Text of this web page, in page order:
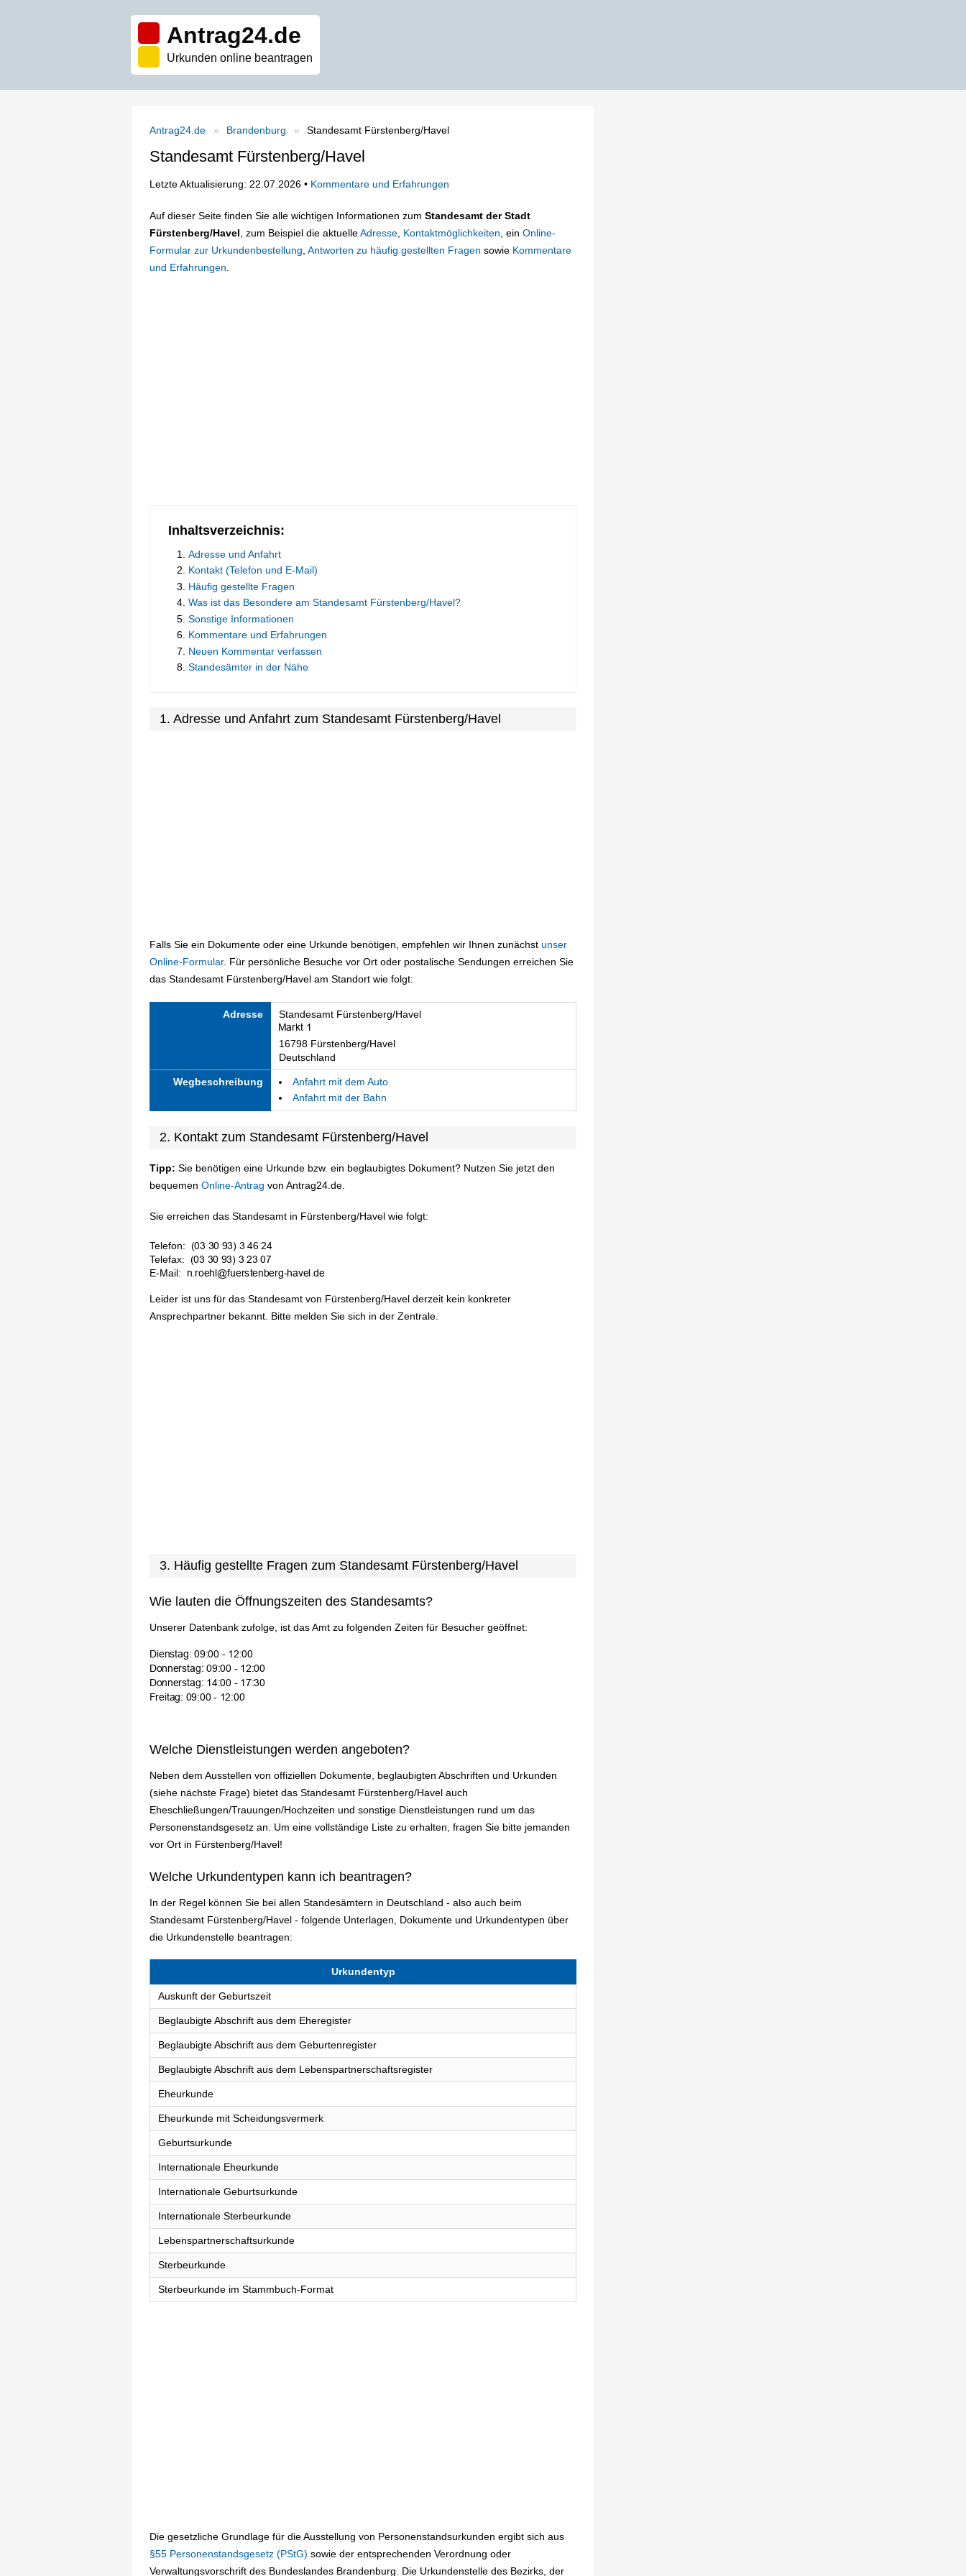
Antrag24.de
Urkunden online beantragen
Antrag24.de Brandenburg Standesamt Fürstenberg/Havel
Standesamt Fürstenberg/Havel
Letzte Aktualisierung: 22.07.2026 • Kommentare und Erfahrungen
Auf dieser Seite finden Sie alle wichtigen Informationen zum Standesamt der Stadt
Fürstenberg/Havel , zum Beispiel die aktuelleAdresse Kontaktmöglichkeiten , ein Online-
Formular zur Urkundenbestellung Antworten zu häufig gestellten Fragen sowie Kommentare
und Erfahrungen
Inhaltsverzeichnis:
Adresse und Anfahrt
Kontakt (Telefon und E-Mail)
Häufig gestellte Fragen
Was ist das Besondere am Standesamt Fürstenberg/Havel?
Sonstige Informationen
Kommentare und Erfahrungen
Neuen Kommentar verfassen
Standesämter in der Nähe
1. Adresse und Anfahrt zum Standesamt Fürstenberg/Havel
Falls Sie ein Dokumente oder eine Urkunde benötigen, empfehlen wir Ihnen zunächst unser
Online-Formular. Für persönliche Besuche vor Ort oder postalische Sendungen erreichen Sie
das Standesamt Fürstenberg/Havel am Standort wie folgt:
Adresse Standesamt Fürstenberg/Havel
16798 Fürstenberg/Havel
Deutschland
Wegbeschreibung
Anfahrt mit dem Auto
Anfahrt mit der Bahn
2. Kontakt zum Standesamt Fürstenberg/Havel
Tipp: Sie benötigen eine Urkunde bzw. ein beglaubigtes Dokument? Nutzen Sie jetzt den
bequemen Online-Antrag von Antrag24.de.
Sie erreichen das Standesamt in Fürstenberg/Havel wie folgt:
Telefon:
Telefax:
E-Mail:
Leider ist uns für das Standesamt von Fürstenberg/Havel derzeit kein konkreter
Ansprechpartner bekannt. Bitte melden Sie sich in der Zentrale.
3. Häufig gestellte Fragen zum Standesamt Fürstenberg/Havel
Wie lauten die Öffnungszeiten des Standesamts?
Unserer Datenbank zufolge, ist das Amt zu folgenden Zeiten für Besucher geöffnet:
Welche Dienstleistungen werden angeboten?
Neben dem Ausstellen von offiziellen Dokumente, beglaubigten Abschriften und Urkunden
(siehe nächste Frage) bietet das Standesamt Fürstenberg/Havel auch
Eheschließungen/Trauungen/Hochzeiten und sonstige Dienstleistungen rund um das
Personenstandsgesetz an. Um eine vollständige Liste zu erhalten, fragen Sie bitte jemanden
vor Ort in Fürstenberg/Havel!
Welche Urkundentypen kann ich beantragen?
In der Regel können Sie bei allen Standesämtern in Deutschland - also auch beim
Standesamt Fürstenberg/Havel - folgende Unterlagen, Dokumente und Urkundentypen über
die Urkundenstelle beantragen:
Urkundentyp
Auskunft der Geburtszeit
Beglaubigte Abschrift aus dem Eheregister
Beglaubigte Abschrift aus dem Geburtenregister
Beglaubigte Abschrift aus dem Lebenspartnerschaftsregister
Eheurkunde
Eheurkunde mit Scheidungsvermerk
Geburtsurkunde
Internationale Eheurkunde
Internationale Geburtsurkunde
Internationale Sterbeurkunde
Lebenspartnerschaftsurkunde
Sterbeurkunde
Sterbeurkunde im Stammbuch-Format
Die gesetzliche Grundlage für die Ausstellung von Personenstandsurkunden ergibt sich aus
§55 Personenstandsgesetz (PStG) sowie der entsprechenden Verordnung oder
Verwaltungsvorschrift des Bundeslandes Brandenburg. Die Urkundenstelle des Bezirks, der